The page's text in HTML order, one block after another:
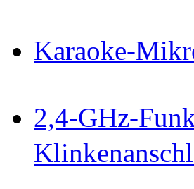
Karaoke-
2,4-GHz-